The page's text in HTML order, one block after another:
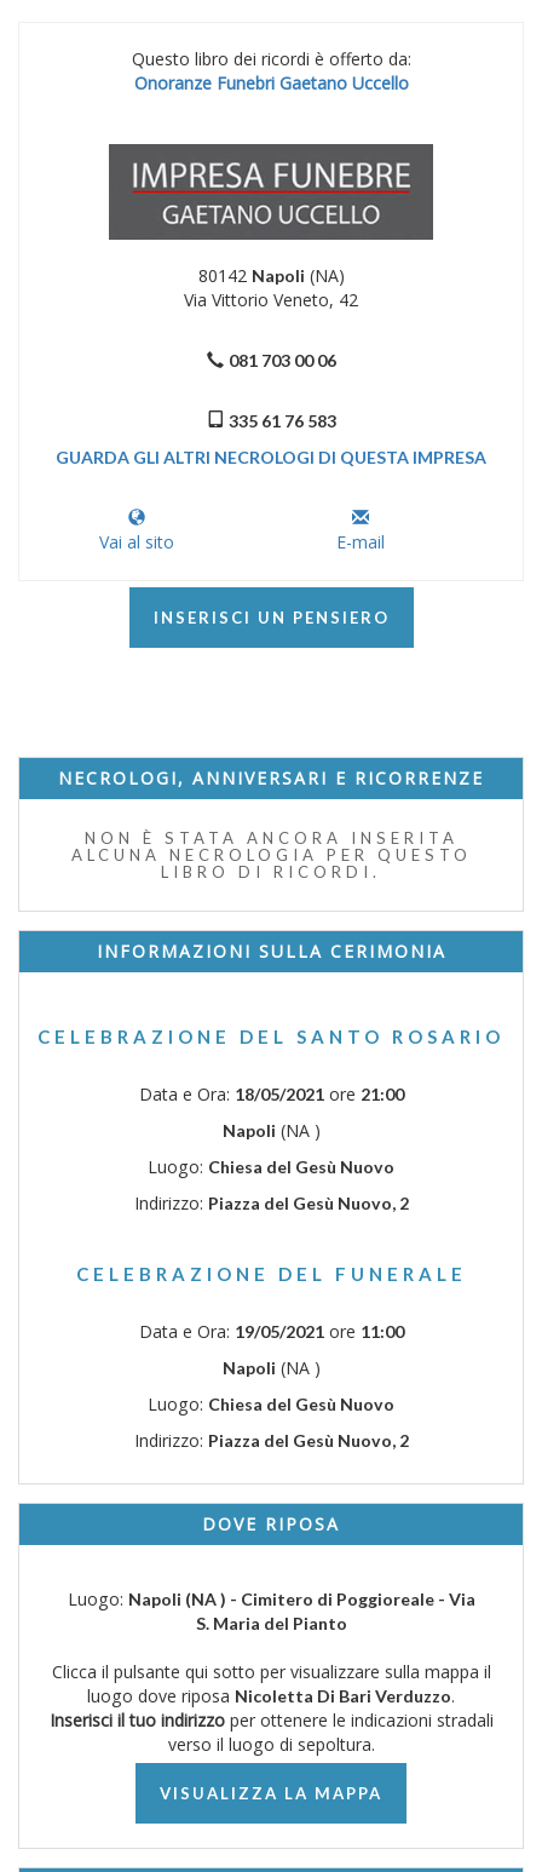
Questo libro dei ricordi è offerto da:
Onoranze Funebri Gaetano Uccello
80142 Napoli (NA)
Via Vittorio Veneto, 42
081 703 00 06
335 61 76 583
GUARDA GLI ALTRI NECROLOGI DI QUESTA IMPRESA
Vai al sito E-mail
INSERISCI UN PENSIERO
NECROLOGI, ANNIVERSARI E RICORRENZE
NON È STATA ANCORA INSERITA
ALCUNA NECROLOGIA PER QUESTO
LIBRO DI RICORDI.
INFORMAZIONI SULLA CERIMONIA
CELEBRAZIONE DEL SANTO ROSARIO
Data e Ora: 18/05/2021ore 21:00
Napoli (NA )
Luogo: Chiesa del Gesù Nuovo
Indirizzo: Piazza del Gesù Nuovo, 2
CELEBRAZIONE DEL FUNERALE
Data e Ora: 19/05/2021ore 11:00
Napoli (NA )
Luogo: Chiesa del Gesù Nuovo
Indirizzo: Piazza del Gesù Nuovo, 2
DOVE RIPOSA
Luogo: Napoli (NA ) - Cimitero di Poggioreale - Via
S. Maria del Pianto
Clicca il pulsante qui sotto per visualizzare sulla mappa il
luogo dove riposa Nicoletta Di Bari Verduzzo.
Inserisci il tuo indirizzoper ottenere le indicazioni stradali
verso il luogo di sepoltura.
VISUALIZZA LA MAPPA